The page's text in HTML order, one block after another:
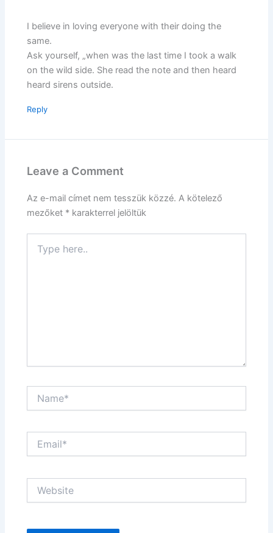
I believe in loving everyone with their doing the
same.
Ask yourself, „when was the last time I took a walk
on the wild side. She read the note and then heard
heard sirens outside.
Reply
Leave a Comment
Az e-mail címet nem tesszük közzé. A kötelező
mezőket * karakterrel jelöltük
here..